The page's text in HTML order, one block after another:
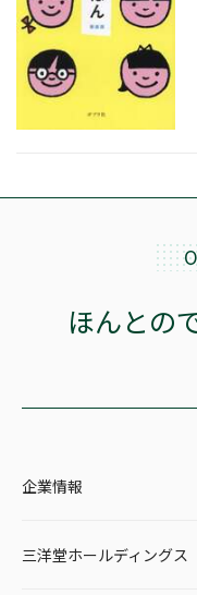
ほんとの
企業情報
三洋堂ホールディングス